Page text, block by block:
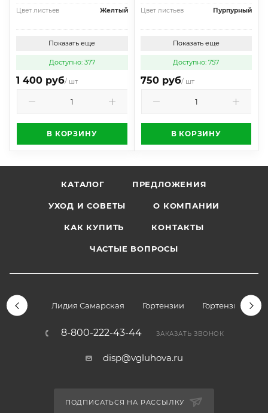
Цвет листьев Желтый
Показать еще
Доступно: 377
1 400 руб/ шт
В КОРЗИНУ
Цвет листьев Пурпурный
Показать еще
Доступно: 757
750 руб/ шт
В КОРЗИНУ
КАТАЛОГ ПРЕДЛОЖЕНИЯ
УХОД И СОВЕТЫ О КОМПАНИИ
КАК КУПИТЬ КОНТАКТЫ
ЧАСТЫЕ ВОПРОСЫ
Лидия Самарская Гортензии Гортензии
8-800-222-43-44 ЗАКАЗАТЬ ЗВОНОК
disp@vgluhova.ru
ПОДПИСАТЬСЯ НА РАССЫЛКУ